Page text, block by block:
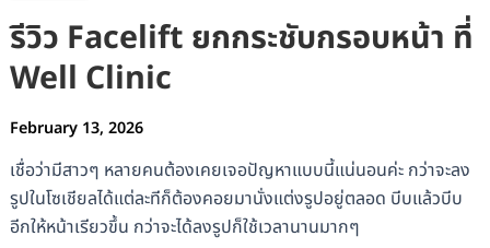
รีวิว Facelift ยกกระชับกรอบหน้า ที่
Well Clinic
February 13, 2026
เชื่อว่ามีสาวๆ หลายคนต้องเคยเจอปัญหาแบบนี้แน่นอนค่ะ กว่าจะลง
รูปในโซเชียลได้แต่ละทีก็ต้องคอยมานั่งแต่งรูปอยู่ตลอด บีบแล้วบีบ
อีกให้หน้าเรียวขึ้น กว่าจะได้ลงรูปก็ใช้เวลานานมากๆ